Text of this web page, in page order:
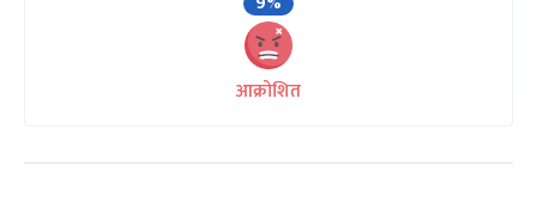
आक्रोशित